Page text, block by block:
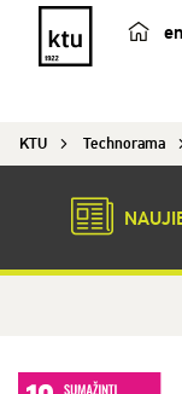
en
KTU Technorama